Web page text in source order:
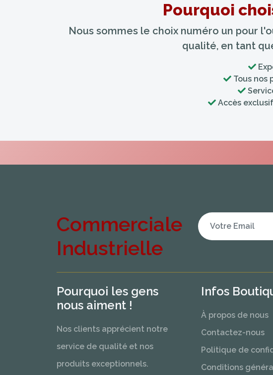
Pourquoi
Nous sommes le choix numéro un pour
qualité, en tant
Tous nos
Accès
Commerciale
Industrielle
Pourquoi les gens
nous aiment !
Nos clients apprécient notre
service de qualité et nos
produits exceptionnels.
Infos
À propos de nous
Contactez-nous
Politique de
Conditions